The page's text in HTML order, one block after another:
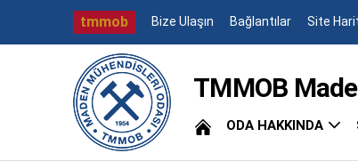
tmmob Bize Ulaşın Bağlantılar Site
TMMOB
ODA HAKKINDA